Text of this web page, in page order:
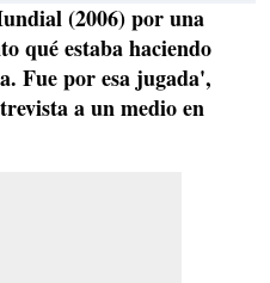
(2006) por una
qué estaba haciendo
Fue por esa jugada',
a un medio en